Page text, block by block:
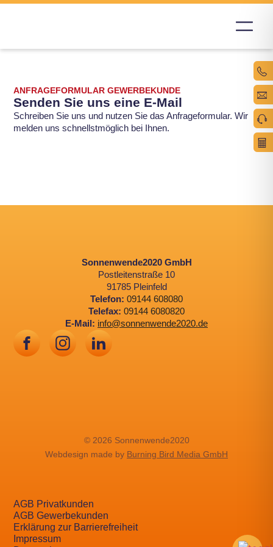
ANFRAGEFORMULAR GEWERBEKUNDE
Senden Sie uns eine E-Mail
Schreiben Sie uns und nutzen Sie das Anfrageformular. Wir
melden uns schnellstmöglich bei Ihnen.
Sonnenwende2020 GmbH
Postleitenstraße 10
91785 Pleinfeld
Telefon: 09144 608080
Telefax: 09144 6080820
E-Mail: info@sonnenwende2020.de
© 2026 Sonnenwende2020
Webdesign made by Burning Bird Media GmbH
AGB Privatkunden
AGB Gewerbekunden
Erklärung zur Barrierefreiheit
Impressum